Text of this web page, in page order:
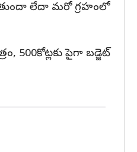
లేదా మరో గ్రహంలో
500కోట్లకు పైగా బడ్జెట్